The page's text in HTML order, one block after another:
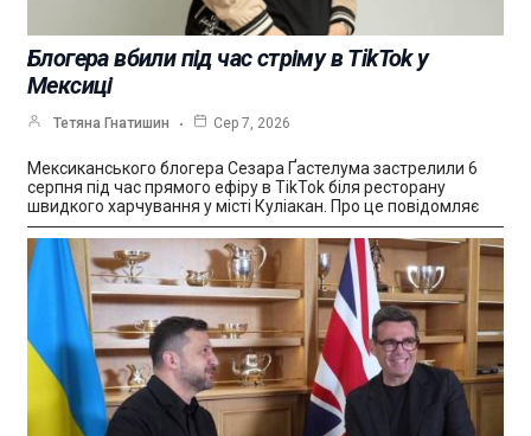
Блогера вбили під час стріму в TikTok у
Мексиці
Тетяна Гнатишин Сер 7, 2026
Мексиканського блогера Сезара Ґастелума застрелили 6
серпня під час прямого ефіру в TikTok біля ресторану
швидкого харчування у місті Куліакан. Про це повідомляє